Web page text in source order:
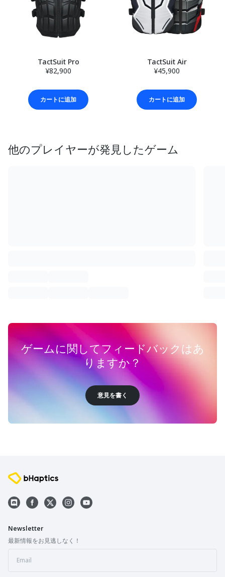
TactSuit Pro
¥82,900
カートに追加
TactSuit Air
¥45,900
カートに追加
他のプレイヤーが発見したゲーム
ゲームに関してフィードバックはあ
りますか？
意見を書く
Newsletter
最新情報をお見逃しなく！